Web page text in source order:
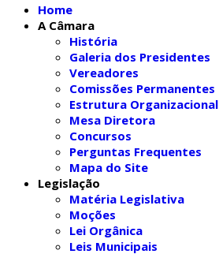
Home
A Câmara
História
Galeria dos Presidentes
Vereadores
Comissões Permanentes
Estrutura Organizacional
Mesa Diretora
Concursos
Perguntas Frequentes
Mapa do Site
Legislação
Matéria Legislativa
Moções
Lei Orgânica
Leis Municipais